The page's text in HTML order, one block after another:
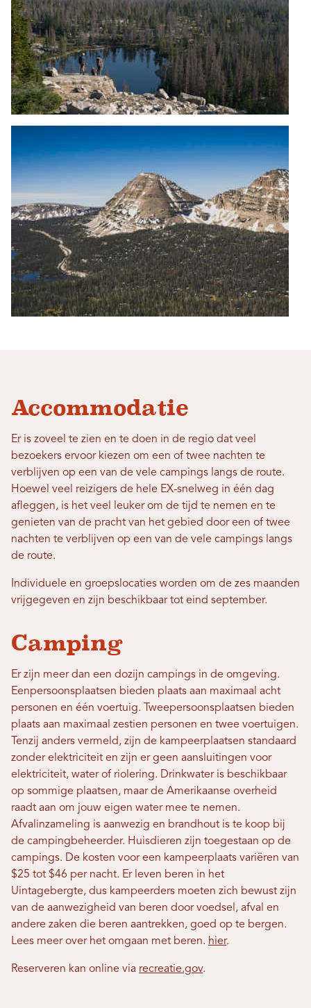
Accommodatie
Er is zoveel te zien en te doen in de regio dat veel
bezoekers ervoor kiezen om een ​​of twee nachten te
verblijven op een van de vele campings langs de route.
Hoewel veel reizigers de hele EX-snelweg in één dag
afleggen, is het veel leuker om de tijd te nemen en te
genieten van de pracht van het gebied door een of twee
nachten te verblijven op een van de vele campings langs
de route.
Individuele en groepslocaties worden om de zes maanden
vrijgegeven en zijn beschikbaar tot eind september.
Camping
Er zijn meer dan een dozijn campings in de omgeving.
Eenpersoonsplaatsen bieden plaats aan maximaal acht
personen en één voertuig. Tweepersoonsplaatsen bieden
plaats aan maximaal zestien personen en twee voertuigen.
Tenzij anders vermeld, zijn de kampeerplaatsen standaard
zonder elektriciteit en zijn er geen aansluitingen voor
elektriciteit, water of riolering. Drinkwater is beschikbaar
op sommige plaatsen, maar de Amerikaanse overheid
raadt aan om jouw eigen water mee te nemen.
Afvalinzameling is aanwezig en brandhout is te koop bij
de campingbeheerder. Huisdieren zijn toegestaan ​​op de
campings. De kosten voor een kampeerplaats variëren van
$25 tot $46 per nacht. Er leven beren in het
Uintagebergte, dus kampeerders moeten zich bewust zijn
van de aanwezigheid van beren door voedsel, afval en
andere zaken die beren aantrekken, goed op te bergen.
Lees meer over het omgaan met beren. hier.
Reserveren kan online via recreatie.gov.